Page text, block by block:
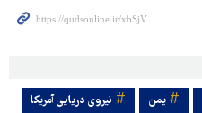
یمن نیروی دریایی آمریکا